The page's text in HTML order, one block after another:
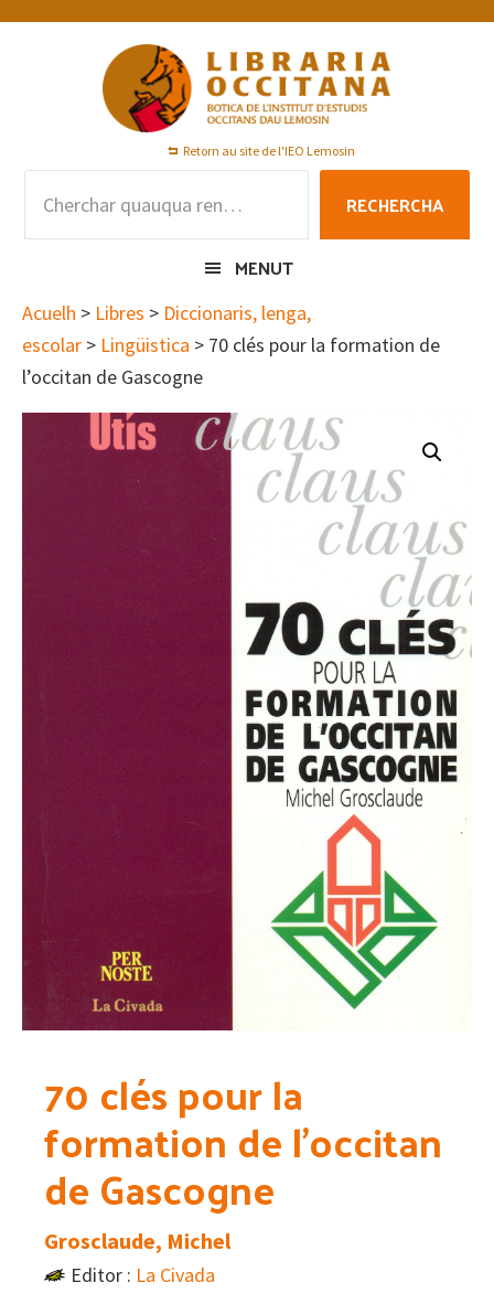
Skip
Skip
Skip
Retorn au site de l'IEO Lemosin
RECHERCHA
MENUT
Acuelh > Libres > Diccionaris, lenga,
escolar > Lingüistica > 70 clés pour la formation de
l’occitan de Gascogne
70 clés pour la
formation de l’occitan
de Gascogne
Grosclaude, Michel
Editor : La Civada